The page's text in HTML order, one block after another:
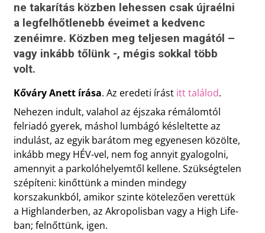
ne takarítás közben lehessen csak újraélni
a legfelhőtlenebb éveimet a kedvenc
zenéimre. Közben meg teljesen magától –
vagy inkább tőlünk -, mégis sokkal több
volt.
Kőváry Anett írása. Az eredeti írástitt találod.
Nehezen indult, valahol az éjszaka rémálomtól
felriadó gyerek, máshol lumbágó késleltette az
indulást, az egyik barátom meg egyenesen közölte,
inkább megy HÉV-vel, nem fog annyit gyalogolni,
amennyit a parkolóhelyemtől kellene. Szükségtelen
szépíteni: kinőttünk a minden mindegy
korszakunkból, amikor szinte kötelezően verettük
a Highlanderben, az Akropolisban vagy a High Life-
ban; felnőttünk, igen.